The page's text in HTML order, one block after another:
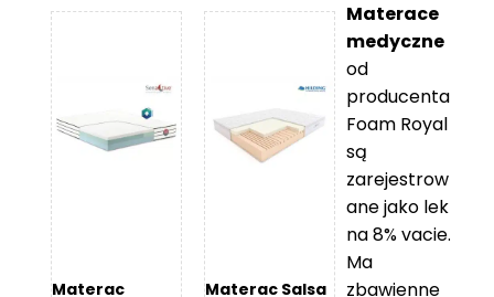
Materac
Materac Salsa
Materace
medyczne
od
producenta
Foam Royal
są
zarejestrow
ane jako lek
na 8% vacie.
Ma
zbawienne